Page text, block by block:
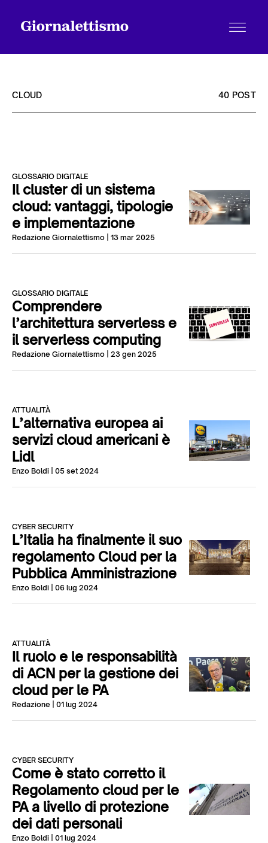
Chi siamo
Contatti
CLOUD 40 POST
GLOSSARIO DIGITALE
Il cluster di un sistema
cloud: vantaggi, tipologie
e implementazione
Redazione Giornalettismo | 13 mar 2025
GLOSSARIO DIGITALE
Comprendere
l’architettura serverless e
il serverless computing
Redazione Giornalettismo | 23 gen 2025
ATTUALITÀ
L’alternativa europea ai
servizi cloud americani è
Lidl
Enzo Boldi | 05 set 2024
CYBER SECURITY
L’Italia ha finalmente il suo
regolamento Cloud per la
Pubblica Amministrazione
Enzo Boldi | 06 lug 2024
ATTUALITÀ
Il ruolo e le responsabilità
di ACN per la gestione dei
cloud per le PA
Redazione | 01 lug 2024
CYBER SECURITY
Come è stato corretto il
Regolamento cloud per le
PA a livello di protezione
dei dati personali
Enzo Boldi | 01 lug 2024